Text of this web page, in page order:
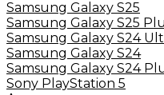
Samsung Galaxy S25
Samsung Galaxy S25
Samsung Galaxy S24
Samsung Galaxy S24
Samsung Galaxy S24
Sony PlayStation 5